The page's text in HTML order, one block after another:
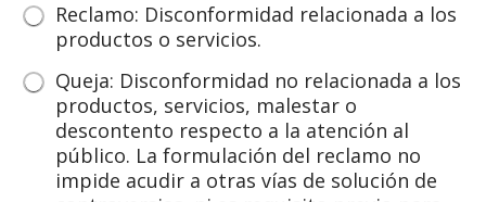
Reclamo: Disconformidad relacionada a los
productos o servicios.
Queja: Disconformidad no relacionada a los
productos, servicios, malestar o
descontento respecto a la atención al
público. La formulación del reclamo no
impide acudir a otras vías de solución de